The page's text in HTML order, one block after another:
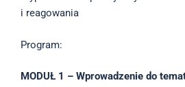
i reagowania
Program:
MODUŁ 1 – Wprowadzenie do